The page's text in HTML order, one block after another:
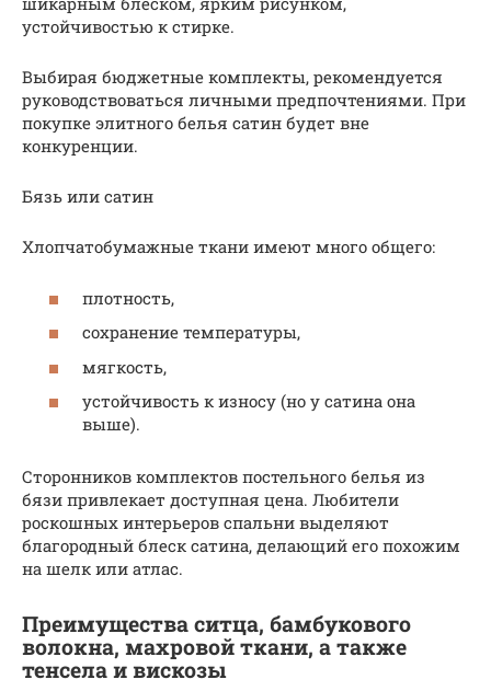
устойчивостью к стирке.
Выбирая бюджетные комплекты, рекомендуется
руководствоваться личными предпочтениями. При
покупке элитного белья сатин будет вне
конкуренции.
Бязь или сатин
Хлопчатобумажные ткани имеют много общего:
плотность,
сохранение температуры,
мягкость,
устойчивость к износу (но у сатина она
выше).
Сторонников комплектов постельного белья из
бязи привлекает доступная цена. Любители
роскошных интерьеров спальни выделяют
благородный блеск сатина, делающий его похожим
на шелк или атлас.
Преимущества ситца, бамбукового
волокна, махровой ткани, а также
тенсела и вискозы